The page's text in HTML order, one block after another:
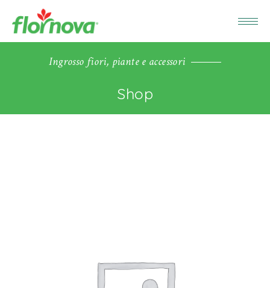
Ingrosso fiori, piante e accessori
Shop